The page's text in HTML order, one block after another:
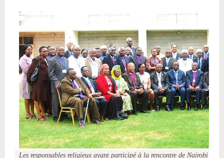
Les responsables religieux ayant participé à la rencontre de Nairobi